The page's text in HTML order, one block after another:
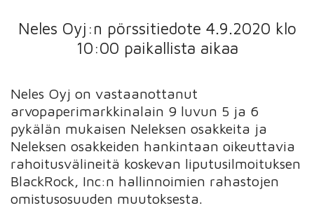
Neles Oyj:n pörssitiedote 4.9.2020 klo
10:00 paikallista aikaa
Neles Oyj on vastaanottanut
arvopaperimarkkinalain 9 luvun 5 ja 6
pykälän mukaisen Neleksen osakkeita ja
Neleksen osakkeiden hankintaan oikeuttavia
rahoitusvälineitä koskevan liputusilmoituksen
BlackRock, Inc:n hallinnoimien rahastojen
omistusosuuden muutoksesta.